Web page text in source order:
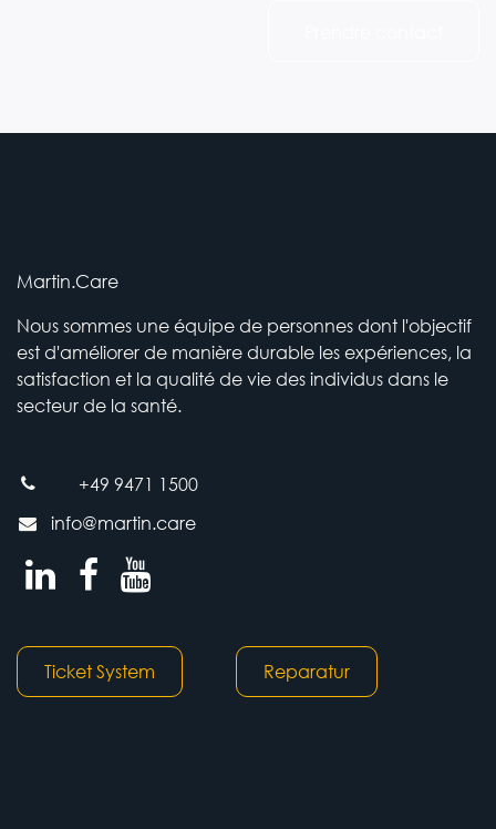
Martin.Care
Nous sommes une équipe de personnes dont l'objectif
est d'améliorer de manière durable les expériences, la
satisfaction et la qualité de vie des individus dans le
secteur de la santé.
+49 9471 1500
info@martin.care
Ticket System Reparatur